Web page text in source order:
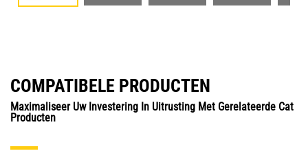
COMPATIBELE PRODUCTEN
Maximaliseer Uw Investering In Uitrusting Met Gerelateerde Cat
Producten